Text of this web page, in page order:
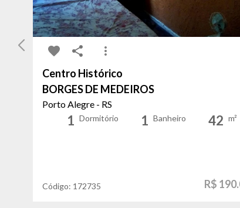
Centro Histórico
BORGES DE MEDEIROS
Porto Alegre - RS
1 Dormitório 1 Banheiro 42 m²
Código: 172735 R$